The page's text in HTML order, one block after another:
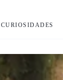
CURIOSIDADES